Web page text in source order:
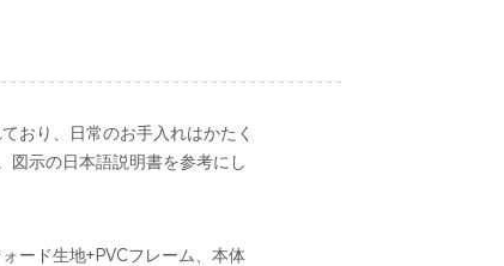
おり、日常のお手入れはかたく
図示の日本語説明書を参考にし
ード生地+PVCフレーム、本体